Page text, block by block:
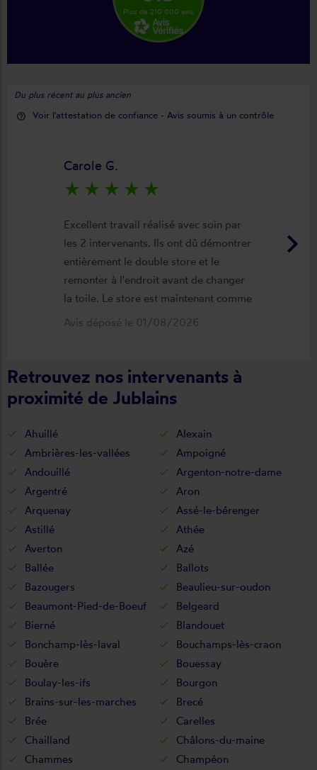
Plus de 210 000 avis
Du plus récent au plus ancien
help_outline Voir l'attestation de confiance - Avis soumis à un contrôle
keyboard_arrow_right
Carole G.
star_rate star_rate star_rate star_rate star_rate
Excellent travail réalisé avec soin par
les 2 intervenants. Ils ont dû démontrer
entièrement le double store et le
remonter à l'endroit avant de changer
la toile. Le store est maintenant comme
neuf, parfaitement positionné et
Avis déposé le 01/08/2026
Retrouvez nos intervenants à
proximité de Jublains
Ahuillé
Alexain
Ambrières-les-vallées
Ampoigné
Andouillé
Argenton-notre-dame
Argentré
Aron
Arquenay
Assé-le-bérenger
Astillé
Athée
Averton
Azé
Ballée
Ballots
Bazougers
Beaulieu-sur-oudon
Beaumont-Pied-de-Boeuf
Belgeard
Bierné
Blandouet
Bonchamp-lès-laval
Bouchamps-lès-craon
Bouère
Bouessay
Boulay-les-ifs
Bourgon
Brains-sur-les-marches
Brecé
Brée
Carelles
Chailland
Châlons-du-maine
Chammes
Champéon